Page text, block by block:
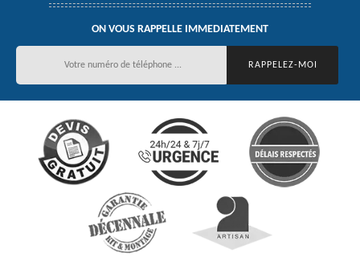
ON VOUS RAPPELLE IMMEDIATEMENT